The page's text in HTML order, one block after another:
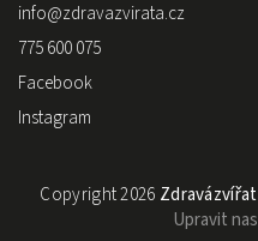
info@zdravazvirata.cz
775 600 075
Facebook
Instagram
Copyright 2026
Upravit